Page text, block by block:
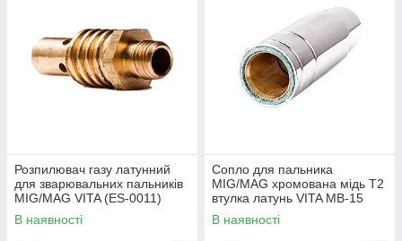
Розпилювач газу латунний
для зварювальних пальників
MIG/MAG VITA (ES-0011)
М8×1 різьба зовнішня права,
довга юбка
В наявності
Сопло для пальника
MIG/MAG хромована мідь Т2
втулка латунь VITA MB-15
(ES-0005) безрізьбове
В наявності